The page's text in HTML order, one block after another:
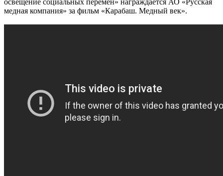
медная компания» за фильм «Карабаш. Медный век».